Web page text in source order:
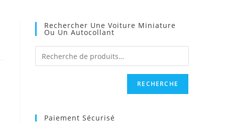
Rechercher Une Voiture Miniature
Ou Un Autocollant
RECHERCHE
Paiement Sécurisé